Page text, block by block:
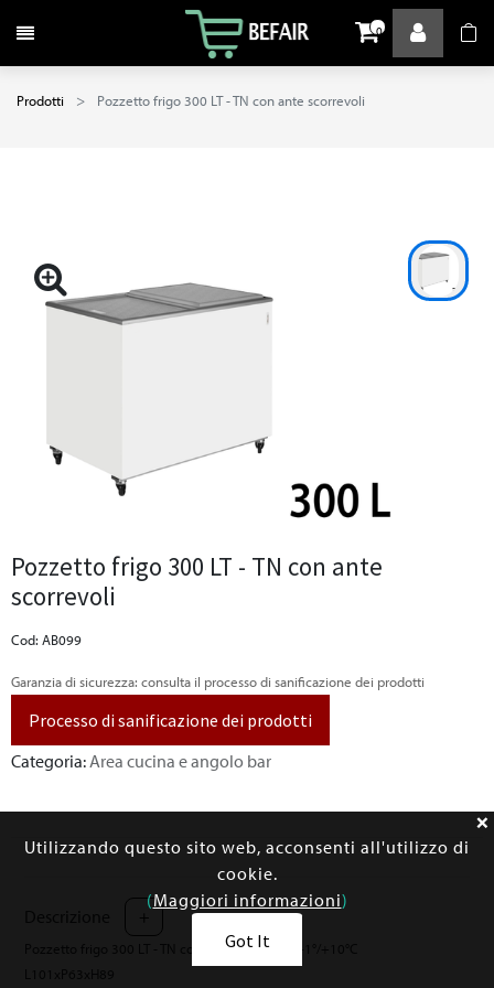
Attiva / disattiva la navigazione 0
Prodotti Pozzetto frigo 300 LT - TN con ante scorrevoli
Pozzetto frigo 300 LT - TN con ante
scorrevoli
Cod: AB099
Garanzia di sicurezza: consulta il processo di sanificazione dei prodotti
Processo di sanificazione dei prodotti
Categoria:Area cucina e angolo bar
+
Pozzetto frigo 300 LT - TN con ante scorrevoli +1°/+10°C
Utilizzando questo sito web, acconsenti all'utilizzo di
cookie.
(Maggiori informazioni)
Got It